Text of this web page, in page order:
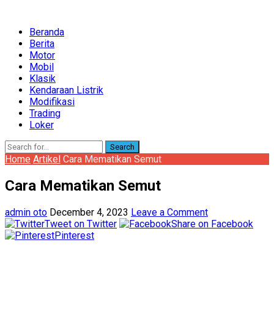
Beranda
Berita
Motor
Mobil
Klasik
Kendaraan Listrik
Modifikasi
Trading
Loker
Search
Home Artikel Cara Mematikan Semut
Cara Mematikan Semut
admin oto December 4, 2023 Leave a Comment
Tweet on Twitter
Share on Facebook
Pinterest